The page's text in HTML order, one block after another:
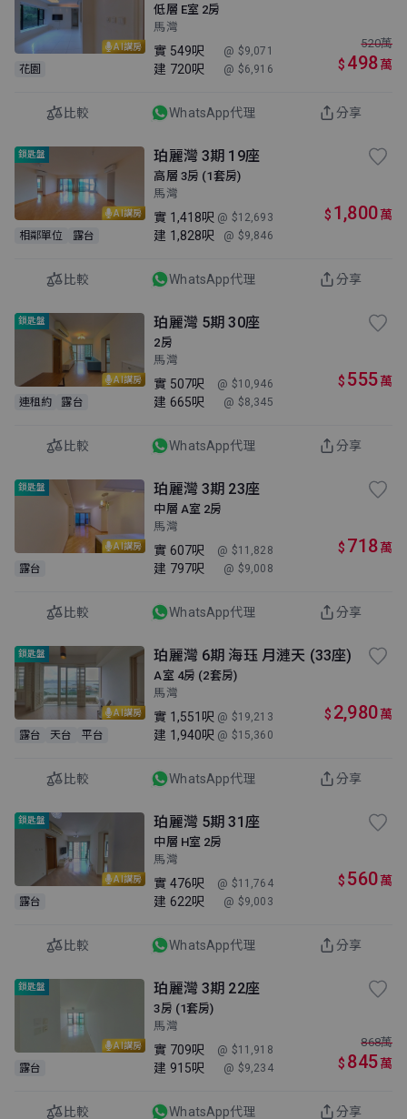
AI講房
花園
低層 E室 2房
馬灣
實 549呎 @ $9,071
建 720呎 @ $6,916
520萬
$ 498萬
比較 WhatsApp代理 分享
AI講房
鎖匙盤
相鄰單位 露台
珀麗灣 3期 19座
高層 3房 (1套房)
馬灣
實 1,418呎 @ $12,693
建 1,828呎 @ $9,846
$ 1,800萬
比較 WhatsApp代理 分享
AI講房
鎖匙盤
連租約 露台
珀麗灣 5期 30座
2房
馬灣
實 507呎 @ $10,946
建 665呎 @ $8,345
$ 555萬
比較 WhatsApp代理 分享
AI講房
鎖匙盤
露台
珀麗灣 3期 23座
中層 A室 2房
馬灣
實 607呎 @ $11,828
建 797呎 @ $9,008
$ 718萬
比較 WhatsApp代理 分享
AI講房
鎖匙盤
露台 天台 平台
珀麗灣 6期 海珏 月漣天 (33座)
A室 4房 (2套房)
馬灣
實 1,551呎 @ $19,213
建 1,940呎 @ $15,360
$ 2,980萬
比較 WhatsApp代理 分享
AI講房
鎖匙盤
露台
珀麗灣 5期 31座
中層 H室 2房
馬灣
實 476呎 @ $11,764
建 622呎 @ $9,003
$ 560萬
比較 WhatsApp代理 分享
AI講房
鎖匙盤
露台
珀麗灣 3期 22座
3房 (1套房)
馬灣
實 709呎 @ $11,918
建 915呎 @ $9,234
868萬
$ 845萬
比較 WhatsApp代理 分享